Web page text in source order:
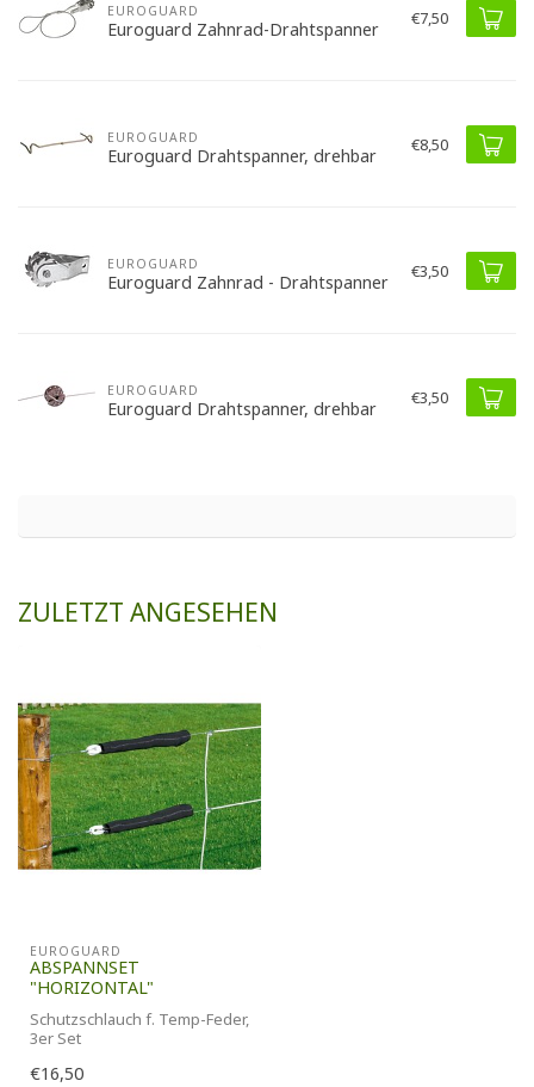
EUROGUARD
Euroguard Zahnrad-Drahtspanner €7,50
EUROGUARD
Euroguard Drahtspanner, drehbar €8,50
EUROGUARD
Euroguard Zahnrad - Drahtspanner €3,50
EUROGUARD
Euroguard Drahtspanner, drehbar €3,50
ZULETZT ANGESEHEN
EUROGUARD
ABSPANNSET
"HORIZONTAL"
Schutzschlauch f. Temp-Feder,
3er Set
€16,50